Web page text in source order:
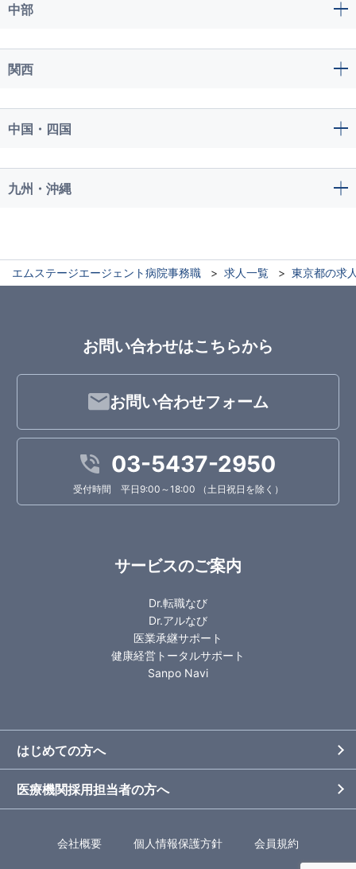
中部
関西
中国・四国
九州・沖縄
エムステージエージェント病院事務職 求人一覧 東京都の求
お問い合わせはこちらから
お問い合わせフォーム
03-5437-2950
受付時間 平日9:00～18:00 （土日祝日を除く）
サービスのご案内
Dr.転職なび
Dr.アルなび
医業承継サポート
健康経営トータルサポート
Sanpo Navi
はじめての方へ
医療機関採用担当者の方へ
会社概要 個人情報保護方針 会員規約